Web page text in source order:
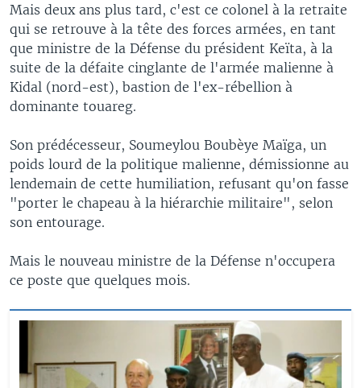
Mais deux ans plus tard, c'est ce colonel à la retraite
qui se retrouve à la tête des forces armées, en tant
que ministre de la Défense du président Keïta, à la
suite de la défaite cinglante de l'armée malienne à
Kidal (nord-est), bastion de l'ex-rébellion à
dominante touareg.
Son prédécesseur, Soumeylou Boubèye Maïga, un
poids lourd de la politique malienne, démissionne au
lendemain de cette humiliation, refusant qu'on fasse
"porter le chapeau à la hiérarchie militaire", selon
son entourage.
Mais le nouveau ministre de la Défense n'occupera
ce poste que quelques mois.